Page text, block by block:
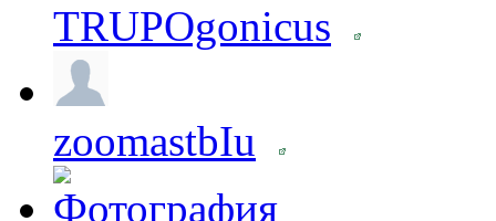
TRUPOgonicus
zoomastbIu